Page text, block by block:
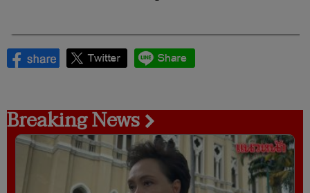
Breaking News